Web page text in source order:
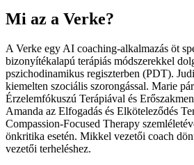
Mi az a Verke?
A Verke egy AI coaching-alkalmazás öt
bizonyítékalapú terápiás módszerekkel
pszichodinamikus regiszterben (PDT).
kiemelten szociális szorongással. Marie
Érzelemfókuszú Terápiával és
Amanda az Elfogadás és Elköteleződés
Compassion-Focused Therapy
önkritika esetén. Mikkel vezetői coach
vezetői terheléshez.